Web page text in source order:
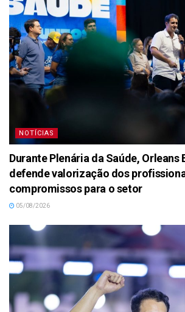
NOTÍCIAS
Durante Plenária da Saúde, Orleans
defende valorização dos
compromissos para o setor
05/08/2026